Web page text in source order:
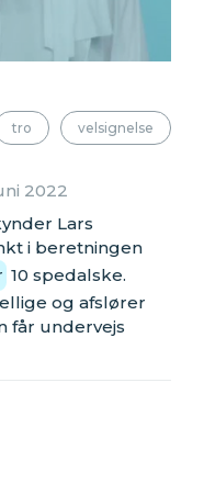
tro velsignelse
2022
Lars
i beretningen
10 spedalske.
og afslører
får undervejs